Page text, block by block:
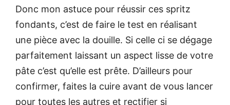
Donc mon astuce pour réussir ces spritz
fondants, c’est de faire le test en réalisant
une pièce avec la douille. Si celle ci se dégage
parfaitement laissant un aspect lisse de votre
pâte c’est qu’elle est prête. D’ailleurs pour
confirmer, faites la cuire avant de vous lancer
pour toutes les autres et rectifier si